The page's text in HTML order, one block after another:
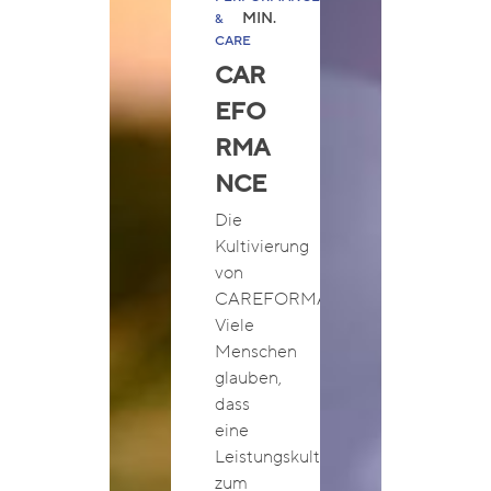
&
CARE
MIN.
CAR
EFO
RMA
NCE
Die
Kultivierung
von
CAREFORMANCE
Viele
Menschen
glauben,
dass
eine
Leistungskultur
zum